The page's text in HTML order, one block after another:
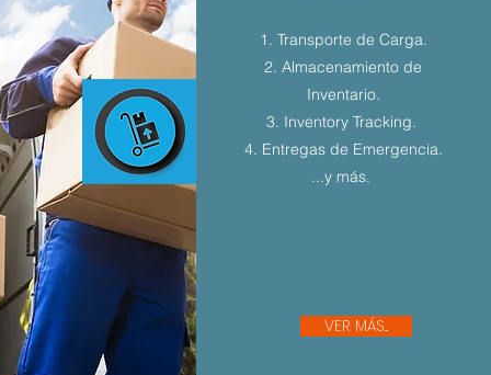
1. Transporte de Carga.
2. Almacenamiento de
Inventario.
3. Inventory Tracking.
4. Entregas de Emergencia.
...y más.
VER MÁS...